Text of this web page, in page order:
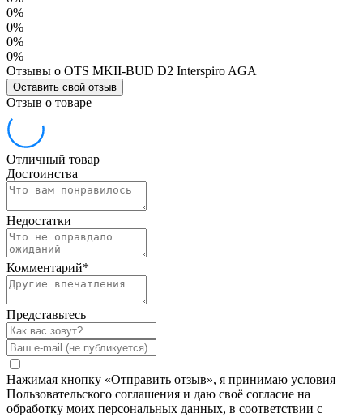
0%
0%
0%
0%
Отзывы о OTS MKII-BUD D2 Interspiro AGA
Оставить свой отзыв
Отзыв о товаре
Отличный товар
Достоинства
Недостатки
Комментарий*
Представьтесь
Нажимая кнопку «Отправить отзыв», я принимаю условия
Пользовательского соглашения и даю своё согласие на
обработку моих персональных данных, в соответствии с